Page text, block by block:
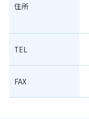
住所
TEL
FAX